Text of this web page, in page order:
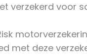
verzekerd voor
met deze